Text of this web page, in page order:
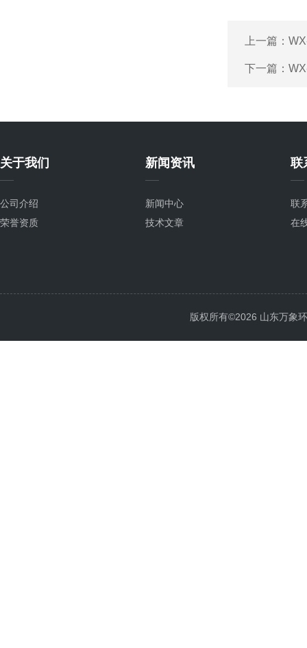
上一篇：
下一篇：
关于我们
公司介绍
荣誉资质
新闻资讯
新闻中心
技术文章
联
联
在
版权所有©2026 山东万象